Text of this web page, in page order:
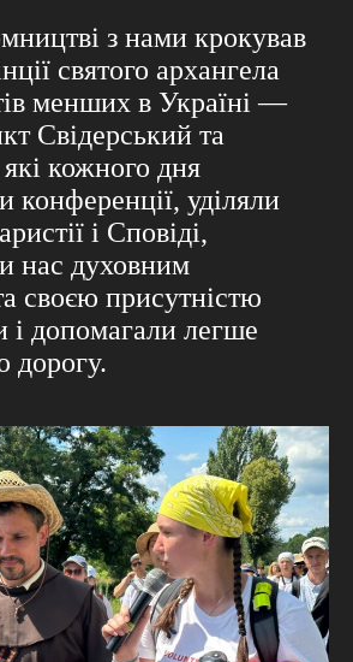
з нами крокував
святого архангела
менших в Україні —
Свідерський та
кожного дня
конференції, уділяли
і Сповіді,
нас духовним
своєю присутністю
і допомагали легше
дорогу.